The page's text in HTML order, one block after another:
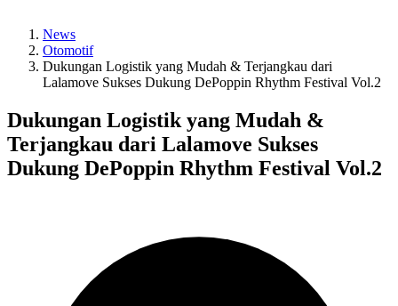
News
Otomotif
Dukungan Logistik yang Mudah & Terjangkau dari
Lalamove Sukses Dukung DePoppin Rhythm Festival Vol.2
Dukungan Logistik yang Mudah &
Terjangkau dari Lalamove Sukses
Dukung DePoppin Rhythm Festival Vol.2